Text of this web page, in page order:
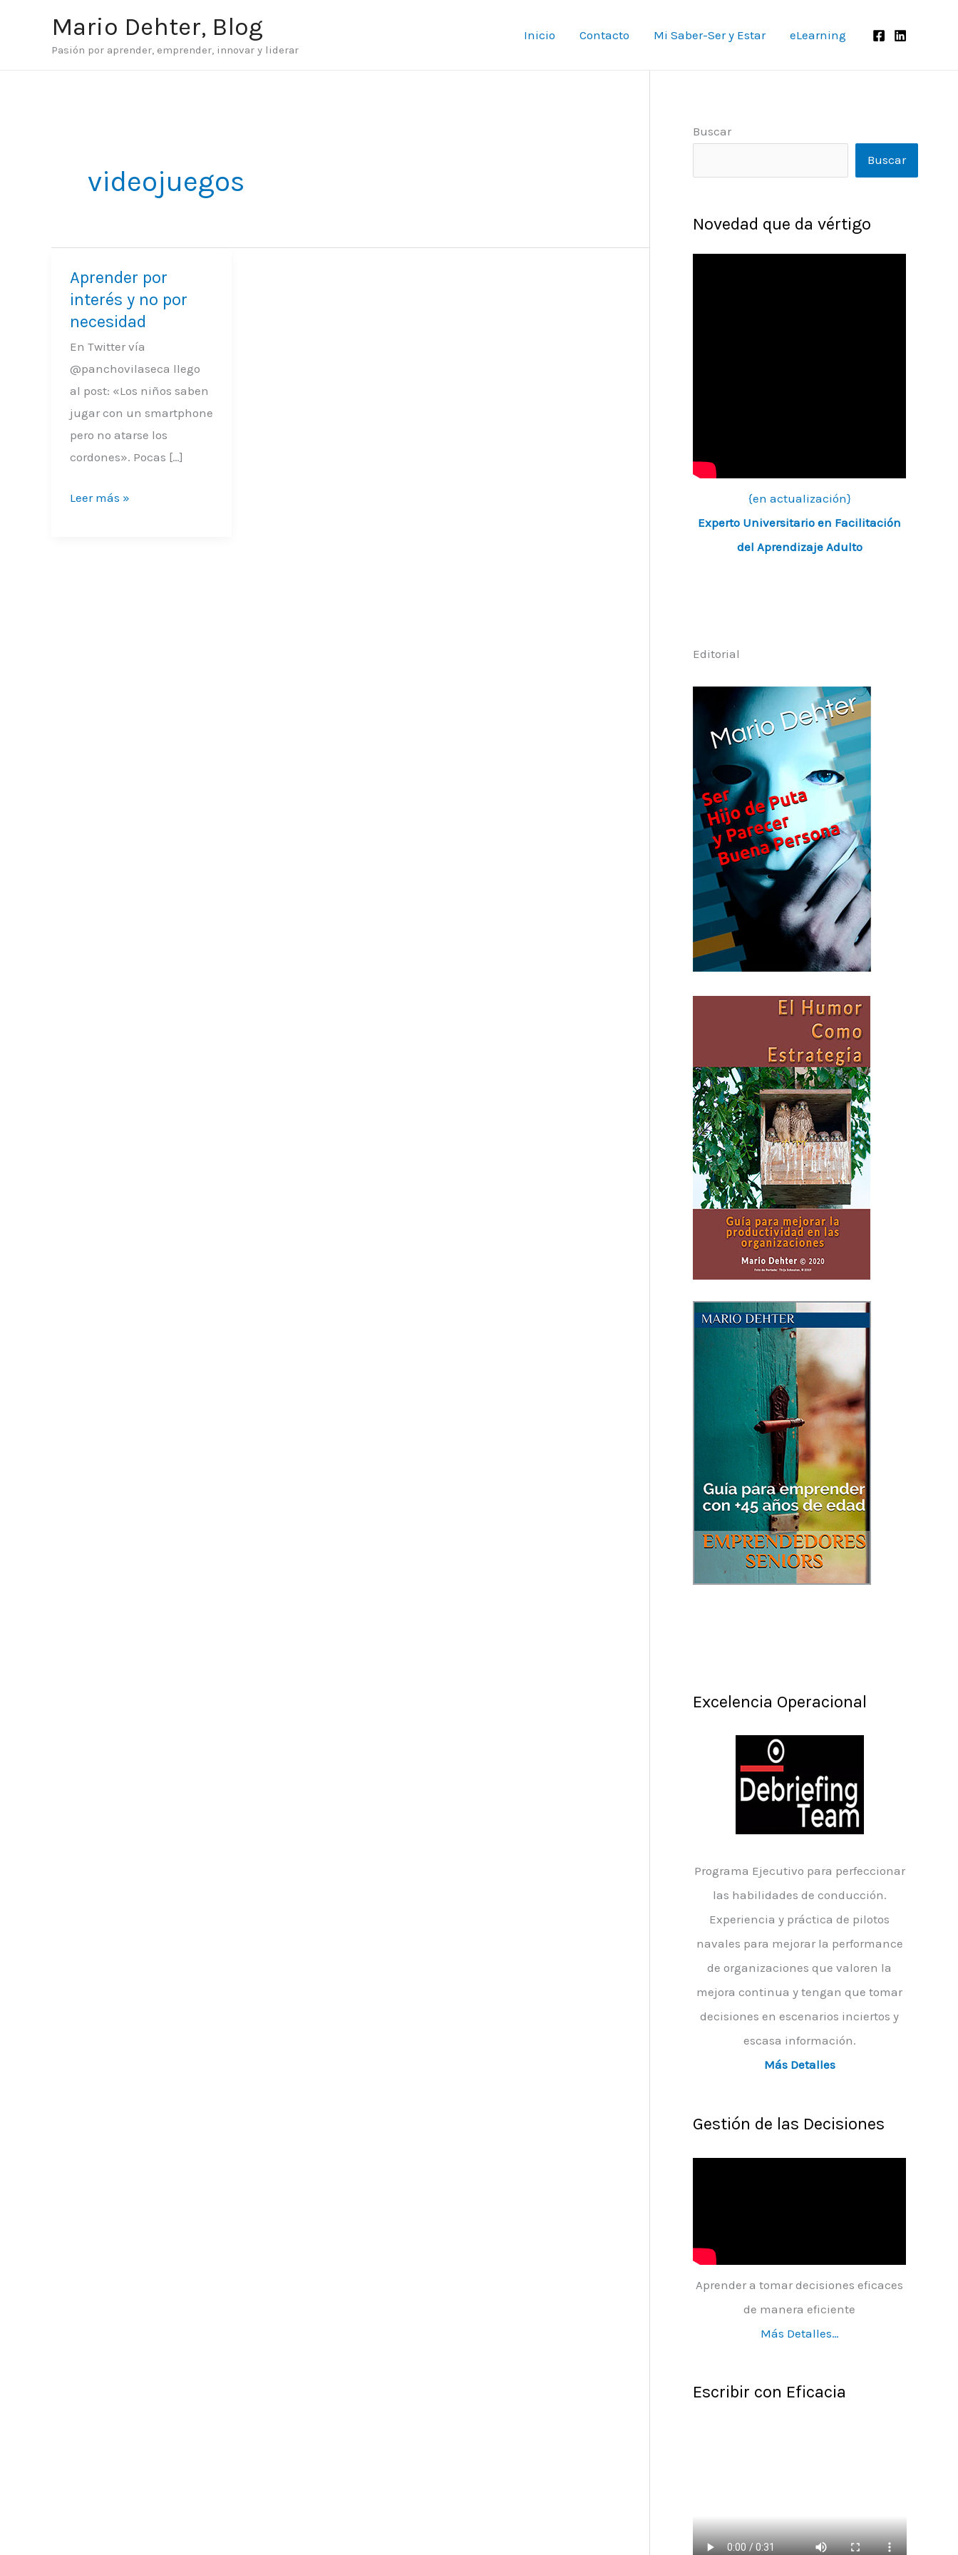
contenido
Mario Dehter, Blog
Pasión por aprender, emprender, innovar y liderar
Inicio Contacto Mi Saber-Ser y Estar eLearning
videojuegos
Aprender por
interés y no por
necesidad
En Twitter vía
@panchovilaseca llego
al post: «Los niños saben
jugar con un smartphone
pero no atarse los
cordones». Pocas […]
Aprender
por
interés
y
no
por
necesidad
Leer más »
Buscar
Buscar
Novedad que da vértigo
{en actualización}
Experto Universitario en Facilitación
del Aprendizaje Adulto
Editorial
Excelencia Operacional
Programa Ejecutivo para perfeccionar
las habilidades de conducción.
Experiencia y práctica de pilotos
navales para mejorar la performance
de organizaciones que valoren la
mejora continua y tengan que tomar
decisiones en escenarios inciertos y
escasa información.
Más Detalles
Gestión de las Decisiones
Aprender a tomar decisiones eficaces
de manera eficiente
Más Detalles…
Escribir con Eficacia